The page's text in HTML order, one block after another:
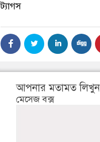
ট্যাগস
আপনার মতামত লিখুন
মেসেজ বক্স